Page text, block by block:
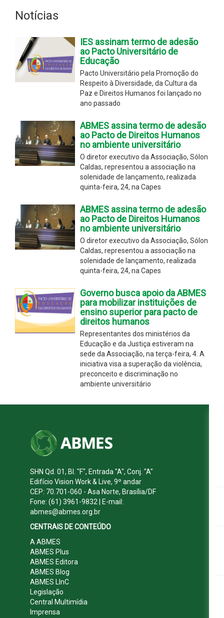
Notícias
IES assinam termo de adesão
ao Pacto Universitário de
Educação
Pacto Universitário pela Promoção do
Respeito à Diversidade, da Cultura da
Paz e Direitos Humanos foi lançado no
ano passado
ABMES assina termo de adesão
ao Pacto de Direitos Humanos
no ambiente universitário
O diretor executivo da Associação, Sólon
Caldas, representou a associação na
solenidade de lançamento, realizada
quinta-feira, 24, na Capes
ABMES assina termo de adesão
ao Pacto de Direitos Humanos
no ambiente universitário
O diretor executivo da Associação, Sólon
Caldas, representou a associação na
solenidade de lançamento, realizada
quinta-feira, 24, na Capes
Governo busca apoio da ABMES
para mobilizar instituições de
ensino superior para pacto de
direitos humanos
Representantes dos ministérios da
Educação e da Justiça estiveram na
sede da Associação, na terça-feira, 4. A
iniciativa visa a superação da violência,
preconceito e discriminação no
ambiente universitário
SHN Qd. 01, Bl. "F", Entrada "A", Conj. "A"
Edifício Vision Work & Live, 9º andar
CEP: 70.701-060 - Asa Norte, Brasília/DF
Fone: (61) 3961-9832 | E-mail:
abmes@abmes.org.br
CENTRAIS DE CONTEÚDO
A ABMES
ABMES Plus
ABMES Editora
ABMES Blog
ABMES LInC
Legislação
Central Multimídia
Imprensa